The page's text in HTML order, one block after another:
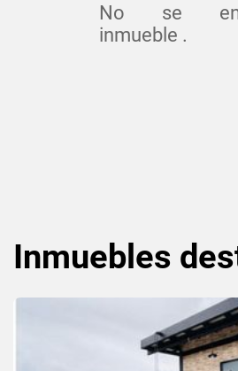
No se
inmueble .
Inmuebles